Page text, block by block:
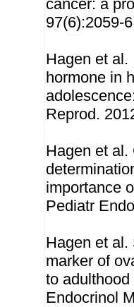
cancer: a
97(6):2059-6
Hagen et al.
hormone in
Reprod.
Hagen et al.
importance
Pediatr
Hagen et al.
marker of
to
Endocrinol